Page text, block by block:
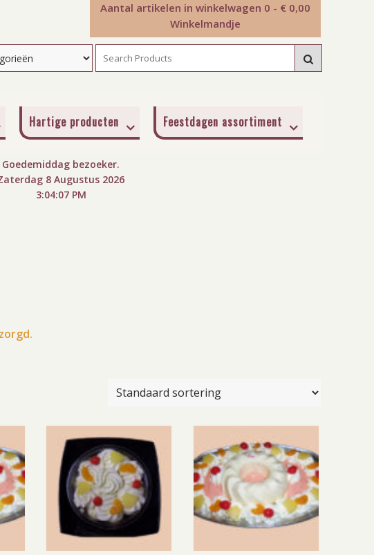
Aantal artikelen in winkelwagen 0 - € 0,00
Winkelmandje
Hartige producten Feestdagen assortiment
Goedemiddag bezoeker.
8 Augustus 2026
3:04:08 PM